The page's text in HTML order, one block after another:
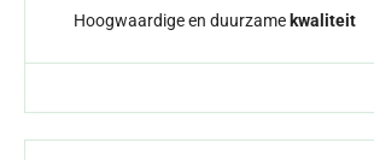
Hoogwaardige en duurzame kwaliteit